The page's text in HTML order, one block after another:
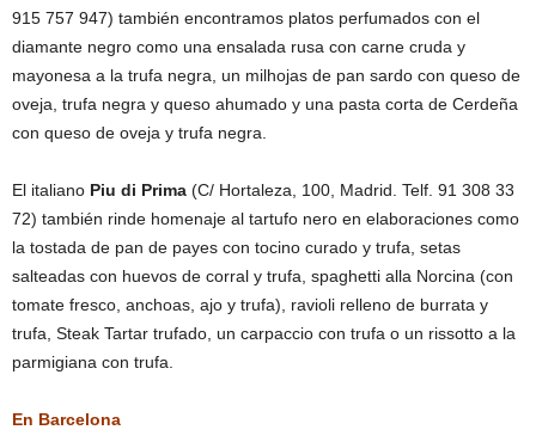
915 757 947) también encontramos platos perfumados con el
diamante negro como una ensalada rusa con carne cruda y
mayonesa a la trufa negra, un milhojas de pan sardo con queso de
oveja, trufa negra y queso ahumado y una pasta corta de Cerdeña
con queso de oveja y trufa negra.
El italiano Piu di Prima (C/ Hortaleza, 100, Madrid. Telf. 91 308 33
72) también rinde homenaje al tartufo nero en elaboraciones como
la tostada de pan de payes con tocino curado y trufa, setas
salteadas con huevos de corral y trufa, spaghetti alla Norcina (con
tomate fresco, anchoas, ajo y trufa), ravioli relleno de burrata y
trufa, Steak Tartar trufado, un carpaccio con trufa o un rissotto a la
parmigiana con trufa.
En Barcelona